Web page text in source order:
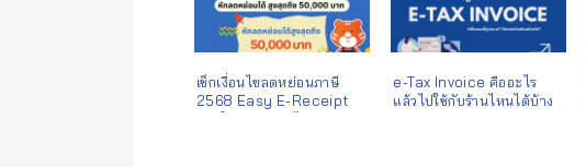
เช็กเงื่อนไขลดหย่อนภาษี
2568 Easy E-Receipt
e-Tax Invoice คืออะไร
แล้วไปใช้กับร้านไหนได้บ้าง